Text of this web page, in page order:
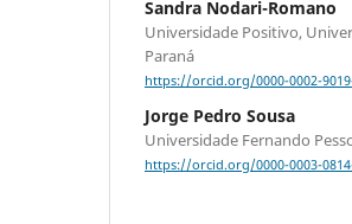
Sandra Nodari-Romano
Universidade Positivo,
Paraná
https://orcid.org/0000-0002-
Jorge Pedro Sousa
Universidade Fernando
https://orcid.org/0000-0003-